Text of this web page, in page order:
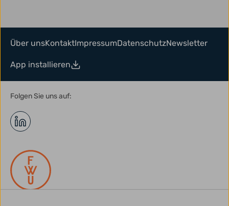
Über unsKontaktImpressumDatenschutzNewsletter
App installieren
Folgen Sie uns auf: